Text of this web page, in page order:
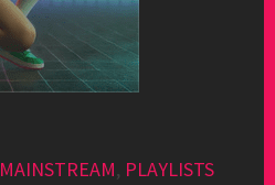
MAINSTREAM, PLAYLISTS